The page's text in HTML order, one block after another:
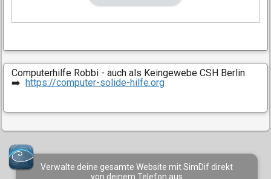
Computerhilfe Robbi - auch als Keingewebe CSH Berlin
➡️https://computer-solide-hilfe.org
Verwalte deine gesamte Website mit SimDif direkt
von deinem Telefon aus